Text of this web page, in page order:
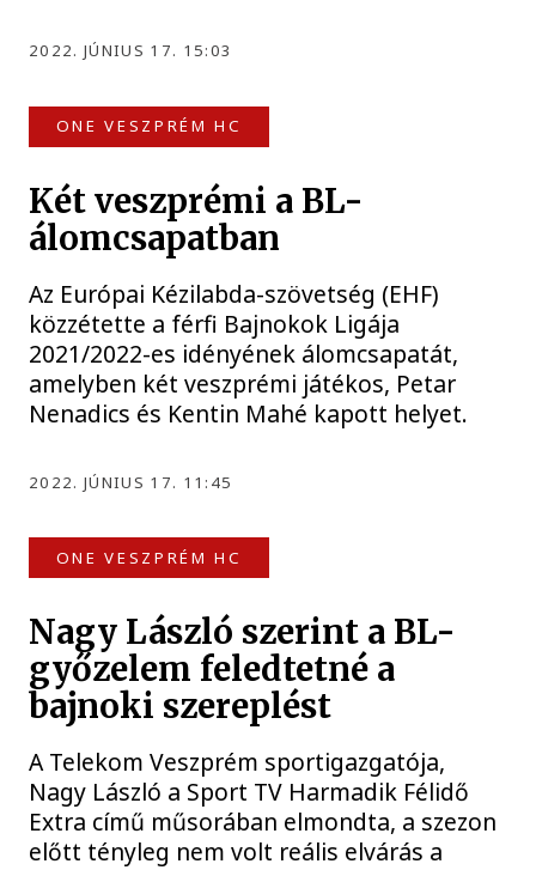
2022. JÚNIUS 17. 15:03
ONE VESZPRÉM HC
Két veszprémi a BL-
álomcsapatban
Az Európai Kézilabda-szövetség (EHF)
közzétette a férfi Bajnokok Ligája
2021/2022-es idényének álomcsapatát,
amelyben két veszprémi játékos, Petar
Nenadics és Kentin Mahé kapott helyet.
2022. JÚNIUS 17. 11:45
ONE VESZPRÉM HC
Nagy László szerint a BL-
győzelem feledtetné a
bajnoki szereplést
A Telekom Veszprém sportigazgatója,
Nagy László a Sport TV Harmadik Félidő
Extra című műsorában elmondta, a szezon
előtt tényleg nem volt reális elvárás a